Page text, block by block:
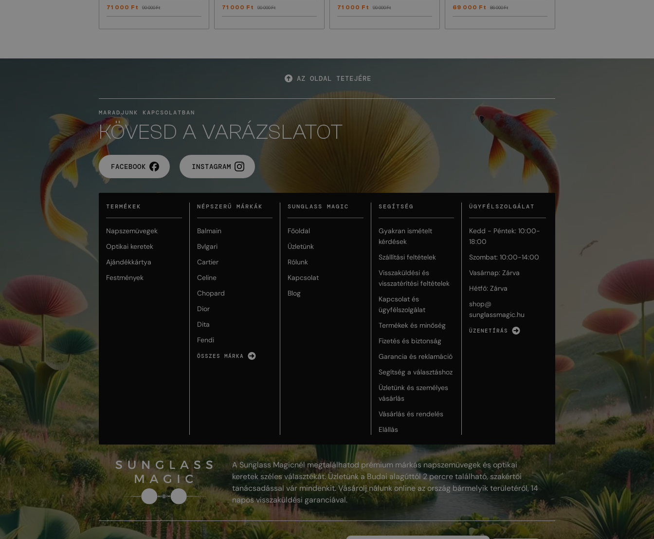
71 000 Ft 90 000 Ft 71 000 Ft 90 000 Ft 71 000 Ft 90 000 Ft 69 000 Ft 86 000 Ft
AZ OLDAL TETEJÉRE
MARADJUNK KAPCSOLATBAN
KÖVESD A VARÁZSLATOT
FACEBOOK INSTAGRAM
TERMÉKEK
Napszemüvegek
Optikai keretek
Ajándékkártya
Festmények
NÉPSZERŰ MÁRKÁK
Balmain
Bvlgari
Cartier
Celine
Chopard
Dior
Dita
Fendi
ÖSSZES MÁRKA
SUNGLASS MAGIC
Főoldal
Üzletünk
Rólunk
Kapcsolat
Blog
SEGÍTSÉG
Gyakran ismételt
kérdések
Szállítási feltételek
Visszaküldési és
visszatérítési feltételek
Kapcsolat és
ügyfélszolgálat
Termékek és minőség
Fizetés és biztonság
Garancia és reklamáció
Segítség a választáshoz
Üzletünk és személyes
vásárlás
Vásárlás és rendelés
Elállás
ÜGYFÉLSZOLGÁLAT
Kedd - Péntek: 10:00-
18:00
Szombat: 10:00-14:00
Vasárnap: Zárva
Hétfő: Zárva
shop@
sunglassmagic.hu
ÜZENETÍRÁS
A Sunglass Magicnél megtalálhatod prémium márkás napszemüvegek és optikai
keretek széles választékát. Üzletünk a Budai alagúttól 2 percre található, szakértői
tanácsadással vár mindenkit. Vásárolj nálunk online az ország bármelyik területéről, 14
napos visszaküldési garanciával.